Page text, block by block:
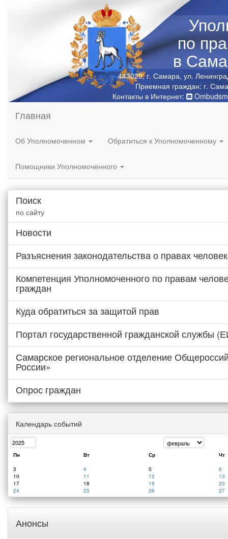
по
в
443020, г. Самара, ул.
Приемная граждан: г.
Контакты в Интернет:
Главная
Об Уполномоченном Обратиться к Уполномоченному
Помощники Уполномоченного
Поиск
по сайту
Новости
Разъяснения законодательства о правах
Компетенция Уполномоченного по правам
граждан
Куда обратиться за защитой прав
Портал государственной гражданской службы
Самарское региональное отделение
России»
Опрос граждан
Календарь событий
Пн Вт Ср
Чт
3
4 5
6
10
11 12
13
17
18 19
20
24
25 26 27
Анонсы